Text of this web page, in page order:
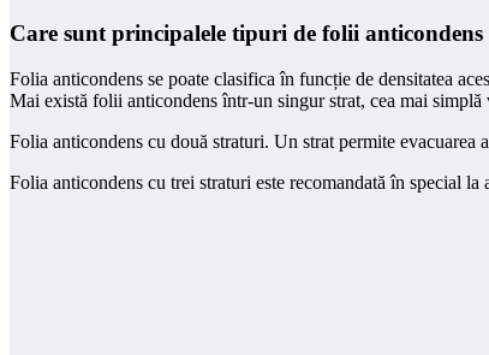
Care sunt principalele tipuri de folii anticondens
Folia anticondens se poate clasifica în funcție de densitatea
Mai există folii anticondens într-un singur strat, cea mai
Folia anticondens cu două straturi. Un strat permite
Folia anticondens cu trei straturi este recomandată în special la